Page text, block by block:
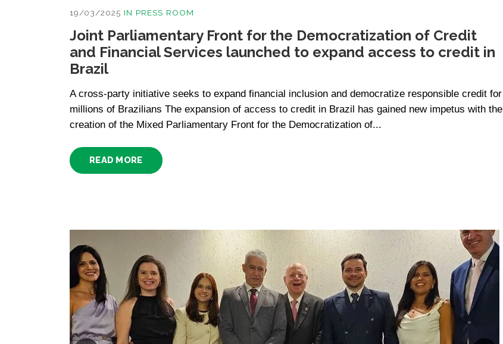
19/03/2025 IN PRESS ROOM
Joint Parliamentary Front for the Democratization of Credit
and Financial Services launched to expand access to credit in
Brazil
A cross-party initiative seeks to expand financial inclusion and democratize responsible credit for
millions of Brazilians The expansion of access to credit in Brazil has gained new impetus with the
creation of the Mixed Parliamentary Front for the Democratization of...
READ MORE